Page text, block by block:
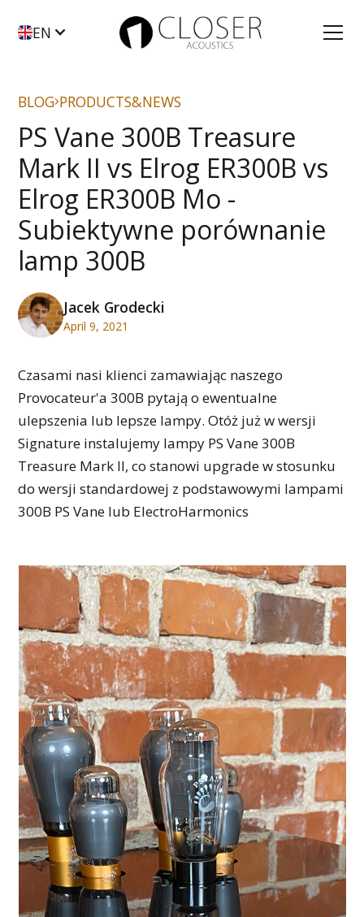
EN
BLOG PRODUCTS&NEWS
PS Vane 300B Treasure
Mark II vs Elrog ER300B vs
Elrog ER300B Mo -
Subiektywne porównanie
lamp 300B
Jacek Grodecki
April 9, 2021
Czasami nasi klienci zamawiając naszego
Provocateur'a 300B pytają o ewentualne
ulepszenia lub lepsze lampy. Otóż już w wersji
Signature instalujemy lampy PS Vane 300B
Treasure Mark II, co stanowi upgrade w stosunku
do wersji standardowej z podstawowymi lampami
300B PS Vane lub ElectroHarmonics